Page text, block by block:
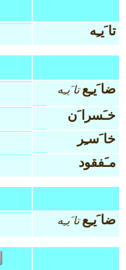
تا َيـِه
ضا َيـِع تا َيـِه
خـَسرا َن
خا َسـِر
مـَفقود
ضا َيـِع تا َيـِه